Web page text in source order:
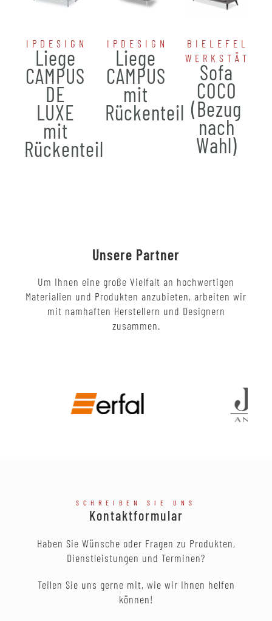
IPDESIGN
Liege
CAMPUS
DE
LUXE
mit
Rückenteil
IPDESIGN
Liege
CAMPUS
mit
Rückenteil
Sofa
COCO
(Bezug
nach
Wahl)
Unsere Partner
Um Ihnen eine große Vielfalt an hochwertigen
Materialien und Produkten anzubieten, arbeiten wir
mit namhaften Herstellern und Designern
zusammen.
SCHREIBEN SIE UNS
Kontaktformular
Haben Sie Wünsche oder Fragen zu Produkten,
Dienstleistungen und Terminen?
Teilen Sie uns gerne mit, wie wir Ihnen helfen
können!